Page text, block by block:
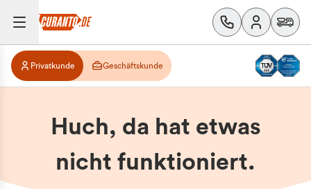
Privatkunde Geschäftskunde
Huch, da hat etwas
nicht funktioniert.